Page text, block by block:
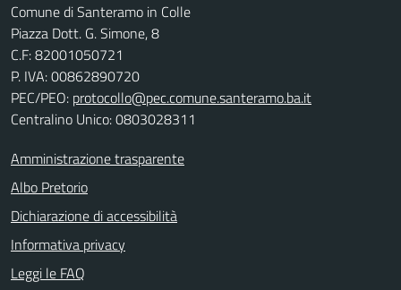
Comune di Santeramo in Colle
Piazza Dott. G. Simone, 8
C.F:82001050721
P. IVA:00862890720
PEC/PEO: protocollo@pec.comune.santeramo.ba.it
Centralino Unico: 0803028311
Amministrazione trasparente
Albo Pretorio
Dichiarazione di accessibilità
Informativa privacy
Leggi le FAQ